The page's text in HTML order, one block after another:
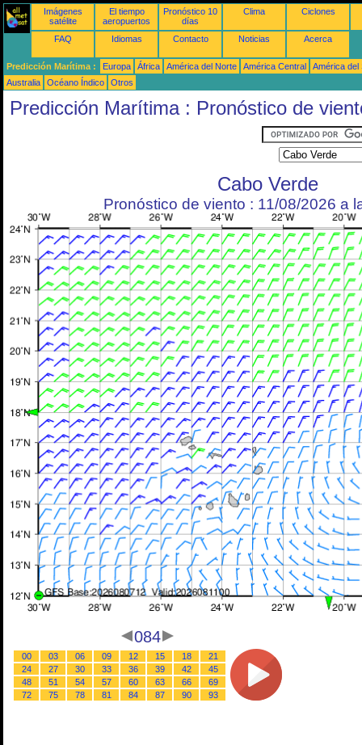
Imágenes
satélite
El tiempo
aeropuertos
Pronóstico 10
días
Clima Ciclones
FAQ Idiomas Contacto Noticias Acerca
Predicción Marítima : Europa África América del Norte América Central
América del
Australia
Océano Índico Otros
Predicción Marítima : Pronóstico de
Cabo Verde
Pronóstico de viento : 11/08/2026 a
084
00 03 06 09 12 15 18
21
24
27 30 33 36 39 42
45
48
51 54 57 60 63 66
69
72
75 78 81 84 87 90 93